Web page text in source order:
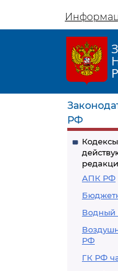
РФ
АПК РФ
Водный
РФ
ГК РФ